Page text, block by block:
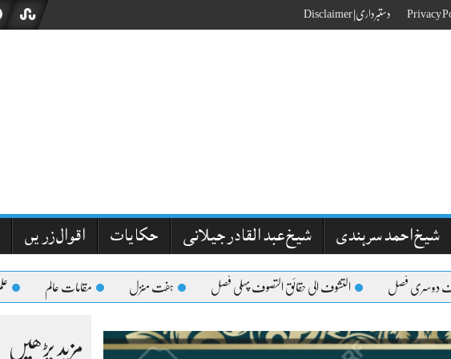
دستبرداری| Disclaimer
شیخ احمد سرہندی شیخ عبد القادر جیلانی حکایات اقوال زریں
فصل التشوف الی حقائق التصوف پہلی فصل ہفت منزل مقامات عالم علم وہبی
مزید پڑھیں